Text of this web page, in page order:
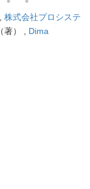
株式会社プロシステ
（著） , Dima